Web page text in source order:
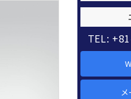
TEL:
メ